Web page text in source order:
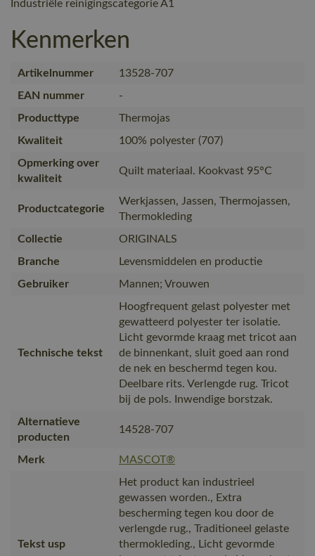
Industriële reinigingscategorie A1
Kenmerken
Artikelnummer
13528-707
EAN nummer
-
Producttype
Thermojas
Kwaliteit
100% polyester (707)
Opmerking over
kwaliteit
Quilt materiaal. Kookvast 95°C
Productcategorie
Werkjassen, Jassen, Thermojassen,
Thermokleding
Collectie
ORIGINALS
Branche
Levensmiddelen en productie
Gebruiker
Mannen; Vrouwen
Technische tekst
Hoogfrequent gelast polyester met
gewatteerd polyester ter isolatie.
Licht gevormde kraag met tricot aan
de binnenkant, sluit goed aan rond
de nek en beschermd tegen kou.
Deelbare rits. Verlengde rug. Tricot
bij de pols. Inwendige borstzak.
Alternatieve
producten
14528-707
Merk MASCOT®
Tekst usp
Het product kan industrieel
gewassen worden., Extra
bescherming tegen kou door de
verlengde rug., Traditioneel gelaste
thermokleding., Licht gevormde